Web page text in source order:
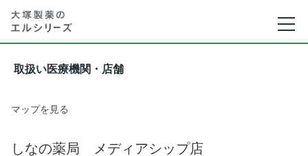
取扱い医療機関・店舗
マップを見る
しなの薬局 メディアシップ店